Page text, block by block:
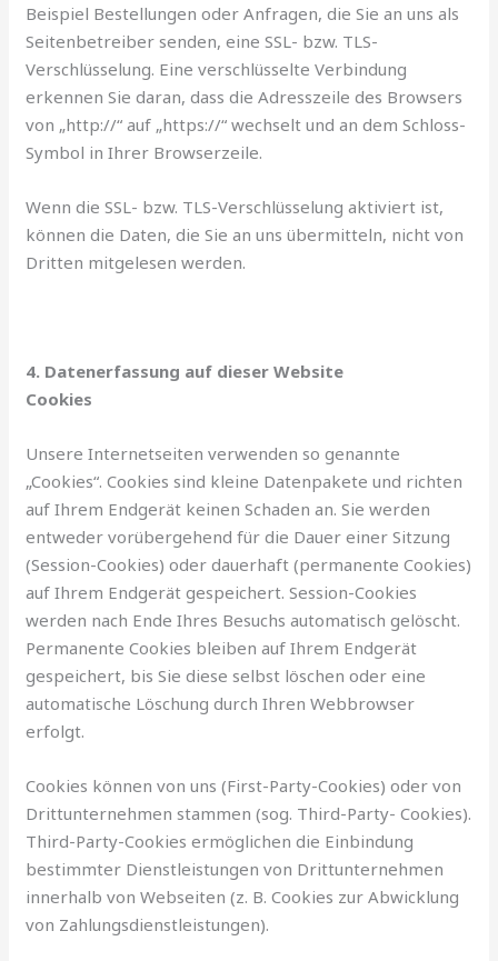
Beispiel Bestellungen oder Anfragen, die Sie an uns als
Seitenbetreiber senden, eine SSL- bzw. TLS-
Verschlüsselung. Eine verschlüsselte Verbindung
erkennen Sie daran, dass die Adresszeile des Browsers
von „http://“ auf „https://“ wechselt und an dem Schloss-
Symbol in Ihrer Browserzeile.
Wenn die SSL- bzw. TLS-Verschlüsselung aktiviert ist,
können die Daten, die Sie an uns übermitteln, nicht von
Dritten mitgelesen werden.
4. Datenerfassung auf dieser Website
Cookies
Unsere Internetseiten verwenden so genannte
„Cookies“. Cookies sind kleine Datenpakete und richten
auf Ihrem Endgerät keinen Schaden an. Sie werden
entweder vorübergehend für die Dauer einer Sitzung
(Session-Cookies) oder dauerhaft (permanente Cookies)
auf Ihrem Endgerät gespeichert. Session-Cookies
werden nach Ende Ihres Besuchs automatisch gelöscht.
Permanente Cookies bleiben auf Ihrem Endgerät
gespeichert, bis Sie diese selbst löschen oder eine
automatische Löschung durch Ihren Webbrowser
erfolgt.
Cookies können von uns (First-Party-Cookies) oder von
Drittunternehmen stammen (sog. Third-Party- Cookies).
Third-Party-Cookies ermöglichen die Einbindung
bestimmter Dienstleistungen von Drittunternehmen
innerhalb von Webseiten (z. B. Cookies zur Abwicklung
von Zahlungsdienstleistungen).